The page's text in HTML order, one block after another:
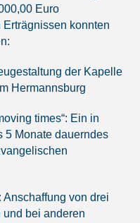
Euro
konnten
der Kapelle
Hermannsburg
times“: Ein in
5 Monate dauerndes
Anschaffung von drei
bei anderen